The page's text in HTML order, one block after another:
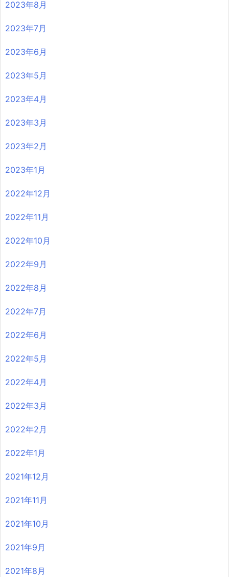
2023年8月
2023年7月
2023年6月
2023年5月
2023年4月
2023年3月
2023年2月
2023年1月
2022年12月
2022年11月
2022年10月
2022年9月
2022年8月
2022年7月
2022年6月
2022年5月
2022年4月
2022年3月
2022年2月
2022年1月
2021年12月
2021年11月
2021年10月
2021年9月
2021年8月